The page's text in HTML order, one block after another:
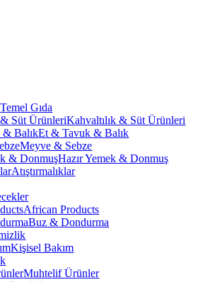
Temel Gıda
Kahvaltılık & Süt Ürünleri
Et & Tavuk & Balık
Meyve & Sebze
Hazır Yemek & Donmuş
Atıştırmalıklar
African Products
Buz & Dondurma
Kişisel Bakım
Muhtelif Ürünler